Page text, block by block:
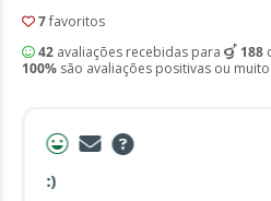
7favoritos
42avaliações recebidas para 188
100%são avaliações positivas ou
:)